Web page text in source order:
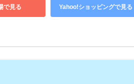
で見る Yahoo!ショッピングで見る